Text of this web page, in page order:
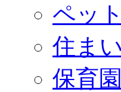
ペット
住まい
保育